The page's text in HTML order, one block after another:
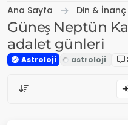
Ana Sayfa Din & İnanç
Güneş Neptün
adalet günleri
Astroloji